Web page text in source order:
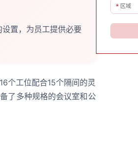
置，为员工提供必要
个工位配合15个隔间的灵
了多种规格的会议室和公
* 区域